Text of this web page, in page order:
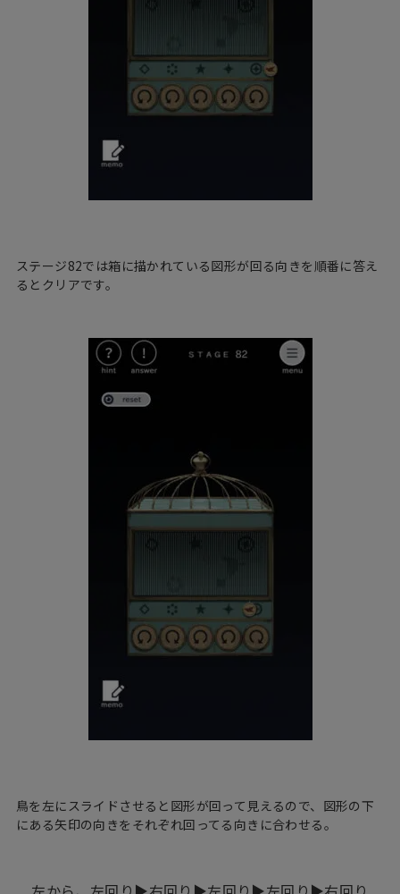
ステージ82では箱に描かれている図形が回る向きを順番に答え
るとクリアです。
鳥を左にスライドさせると図形が回って見えるので、図形の下
にある矢印の向きをそれぞれ回ってる向きに合わせる。